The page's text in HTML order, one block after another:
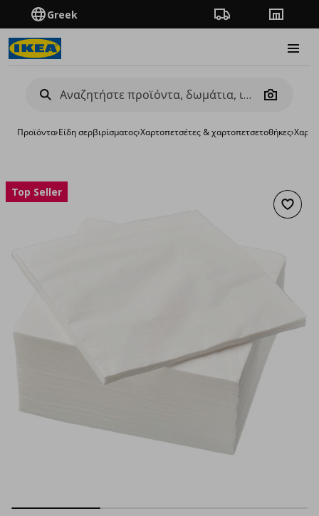
Greek Πορεία παραγγελίας
Camera
Προϊόντα›Είδη σερβιρίσματος›Χαρτοπετσέτες & χαρτοπετσετοθήκες›
Top Seller